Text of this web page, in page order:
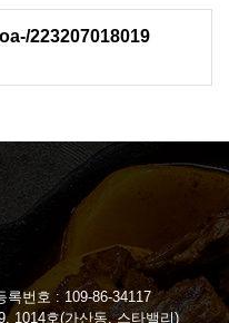
223207018019
록번호 : 109-86-34117
1014호(가산동, 스타밸리)